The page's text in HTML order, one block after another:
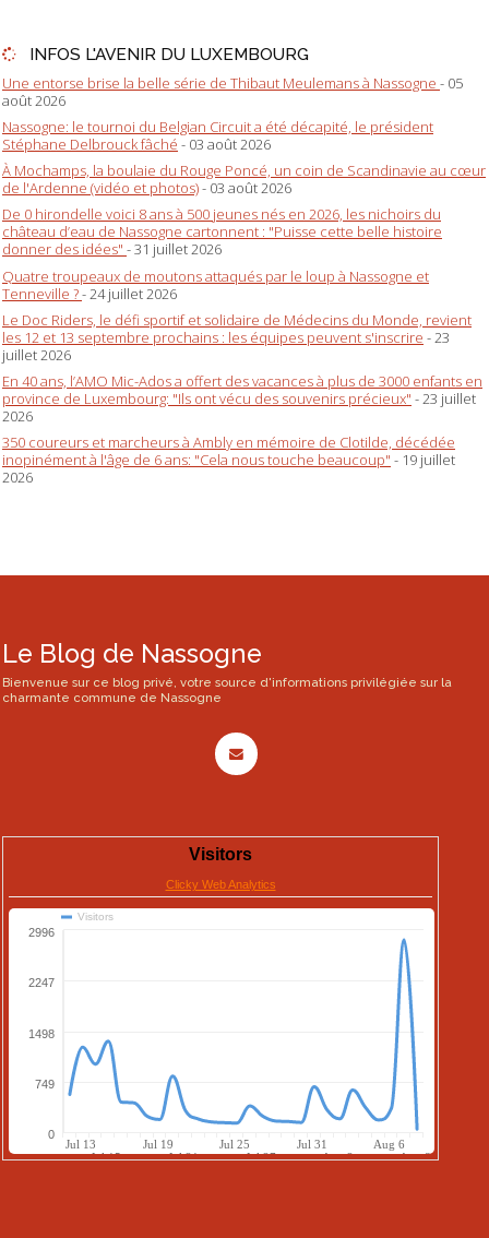
INFOS L'AVENIR DU LUXEMBOURG
Une entorse brise la belle série de Thibaut Meulemans à Nassogne - 05
août 2026
Nassogne: le tournoi du Belgian Circuit a été décapité, le président
Stéphane Delbrouck fâché - 03 août 2026
À Mochamps, la boulaie du Rouge Poncé, un coin de Scandinavie au cœur
de l'Ardenne (vidéo et photos)- 03 août 2026
De 0 hirondelle voici 8 ans à 500 jeunes nés en 2026, les nichoirs du
château d’eau de Nassogne cartonnent : "Puisse cette belle histoire
donner des idées" - 31 juillet 2026
Quatre troupeaux de moutons attaqués par le loup à Nassogne et
Tenneville ?- 24 juillet 2026
Le Doc Riders, le défi sportif et solidaire de Médecins du Monde, revient
les 12 et 13 septembre prochains : les équipes peuvent s'inscrire - 23
juillet 2026
En 40 ans, l’AMO Mic-Ados a offert des vacances à plus de 3000 enfants en
province de Luxembourg: "Ils ont vécu des souvenirs précieux" - 23 juillet
2026
350 coureurs et marcheurs à Ambly en mémoire de Clotilde, décédée
inopinément à l'âge de 6 ans: "Cela nous touche beaucoup" - 19 juillet
2026
Le Blog de Nassogne
Bienvenue sur ce blog privé, votre source d'informations privilégiée sur la
charmante commune de Nassogne